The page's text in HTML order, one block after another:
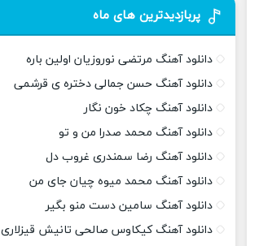
پربازدیدترین های ماه
دانلود آهنگ مرتضی نوروزیان اولین باره
دانلود آهنگ حسن جمالی دختره ی قرشمی
دانلود آهنگ چکاد خون نگار
دانلود آهنگ محمد صدرا من و تو
دانلود آهنگ رضا سمندری غروب دل
دانلود آهنگ محمد میوه چیان جای من
دانلود آهنگ سامین دست منو بگیر
دانلود آهنگ کیکاوس صالحی تانیش قیزلاری